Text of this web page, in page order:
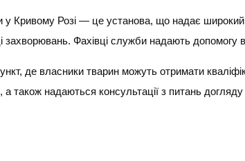
у Кривому Розі — це установа, що надає широкий
захворювань. Фахівці служби надають допомогу
де власники тварин можуть отримати
також надаються консультації з питань